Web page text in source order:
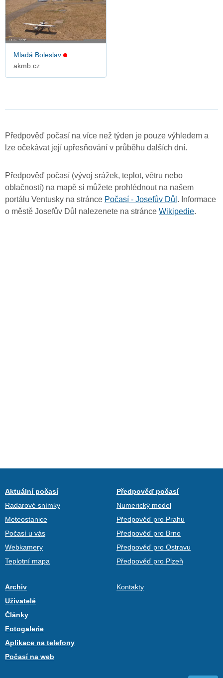
Mladá Boleslav
akmb.cz
Předpověď počasí na více než týden je pouze výhledem a
lze očekávat její upřesňování v průběhu dalších dní.
Předpověď počasí (vývoj srážek, teplot, větru nebo
oblačnosti) na mapě si můžete prohlédnout na našem
portálu Ventusky na stránce Počasí - Josefův Důl . Informace
o městě Josefův Důl nalezenete na stránce Wikipedie.
Aktuální počasí
Radarové snímky
Meteostanice
Počasí u vás
Webkamery
Teplotní mapa
Předpověď počasí
Numerický model
Předpověď pro Prahu
Předpověď pro Brno
Předpověď pro Ostravu
Předpověď pro Plzeň
Archiv
Uživatelé
Články
Fotogalerie
Aplikace na telefony
Počasí na web
Kontakty